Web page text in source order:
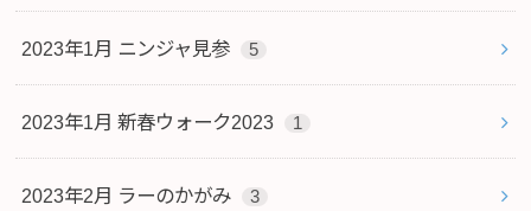
2023年1月 ニンジャ見参 5
2023年1月 新春ウォーク2023 1
2023年2月 ラーのかがみ 3